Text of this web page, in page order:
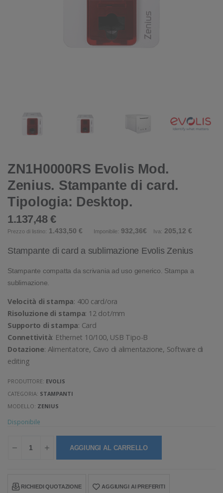
ZN1H0000RS Evolis Mod.
Zenius. Stampante di card.
Tipologia: Desktop.
1.137,48 €
Prezzo di listino: 1.433,50 € Imponibile: 932,36€ Iva: 205,12 €
Stampante di card a sublimazione Evolis Zenius
Stampante compatta da scrivania ad uso generico. Stampa a
sublimazione.
Velocità di stampa: 400 card/ora
Risoluzione di stampa: 12 dot/mm
Supporto di stampa: Card
Connettività: Ethernet 10/100, USB Tipo-B
Dotazione: Alimentatore, Cavo di alimentazione, Software di
editing
PRODUTTORE: EVOLIS
CATEGORIA: STAMPANTI
MODELLO: ZENIUS
Disponibile
AGGIUNGI AL CARRELLO
RICHIEDI QUOTAZIONE AGGIUNGI AI PREFERITI